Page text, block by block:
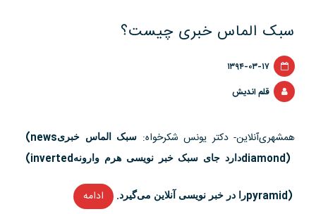
سبک الماس خبری چیست؟
۱۳۹۴-۰۳-۱۷
قلم اندیش
همشهری‌آنلاین- دکتر یونس شکرخواه: سبک الماس خبری(news
diamond)دارد جای سبک خبر نویسی هرم وارونه(inverted
pyramid)را در خبر نویسی آنلاین می‌گیرد. ادامه “سبک